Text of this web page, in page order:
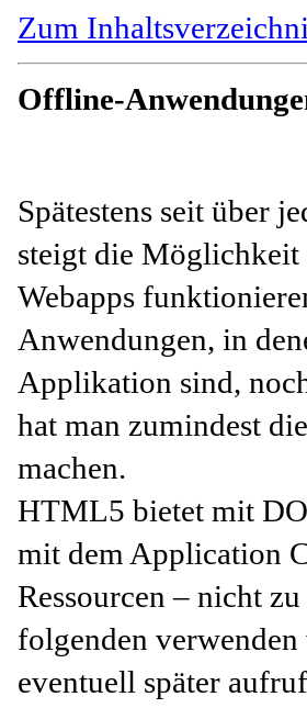
Zum
Offline-
Spätestens seit über
steigt die Möglichkeit
Webapps
Anwendungen, in
Applikation sind,
hat man zumindest
machen.
HTML5 bietet mit
mit dem Application
Ressourcen – nicht
folgenden
eventuell später